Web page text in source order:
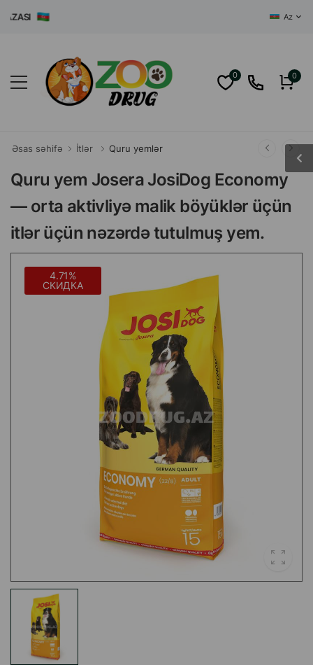
Az
0 0
Əsas səhifə İtlər Quru yemlər
Quru yem Josera JosiDog Economy
— orta aktivliyə malik böyüklər üçün
itlər üçün nəzərdə tutulmuş yem.
4.71%
СКИДКА